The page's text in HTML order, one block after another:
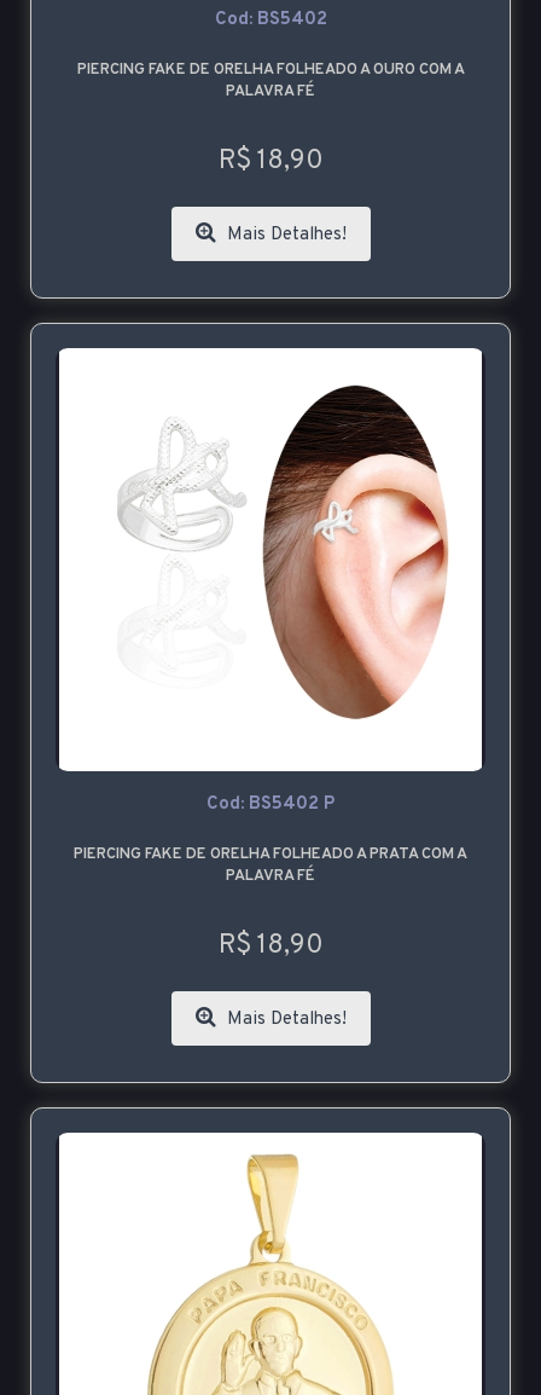
Cod: BS5402
PIERCING FAKE DE ORELHA FOLHEADO A OURO COM A
PALAVRA FÉ
R$ 18,90
Mais Detalhes!
Cod: BS5402 P
PIERCING FAKE DE ORELHA FOLHEADO A PRATA COM A
PALAVRA FÉ
R$ 18,90
Mais Detalhes!